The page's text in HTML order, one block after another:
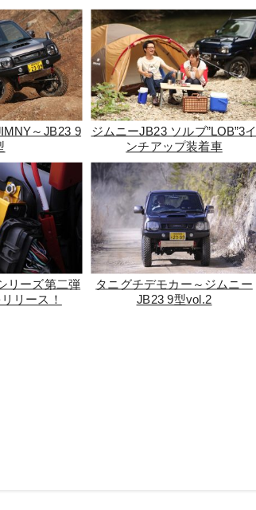
～JB23 9 ジムニーJB23 ソルブ”LOB”3イ
ンチアップ装着車
リーズ第二弾
リース！
タニグチデモカー～ジムニー
JB23 9型vol.2